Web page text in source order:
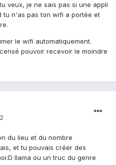
veux, je ne sais pas si une appli
tu n'as pas ton wifi a portée et
le wifi automatiquement.
pouvoir recevoir le moindre
du lieu et du nombre
et tu pouvais créer des
llama ou un truc du genre